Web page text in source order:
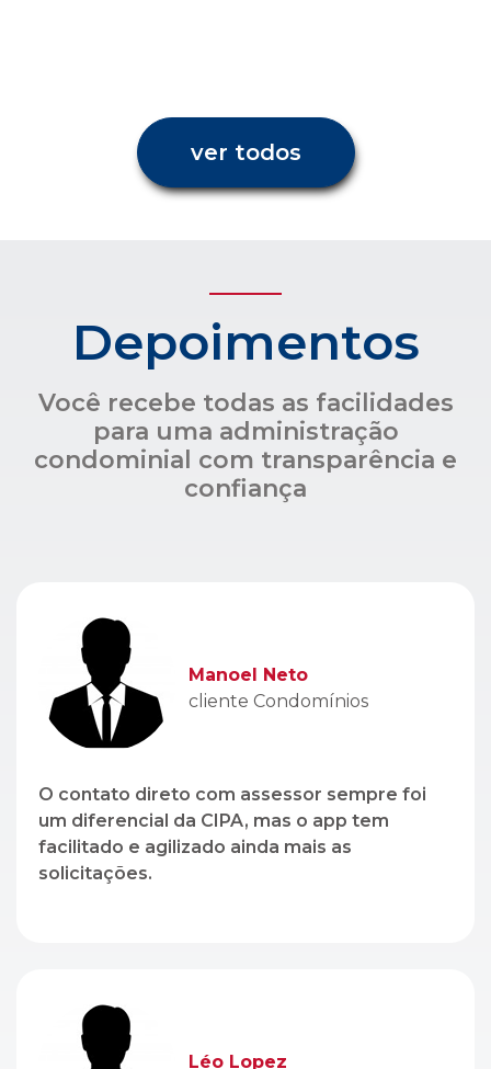
ver todos
Depoimentos
Você recebe todas as facilidades
para uma administração
condominial com transparência e
confiança
Manoel Neto
cliente Condomínios
O contato direto com assessor sempre foi
um diferencial da CIPA, mas o app tem
facilitado e agilizado ainda mais as
solicitações.
Léo Lopez